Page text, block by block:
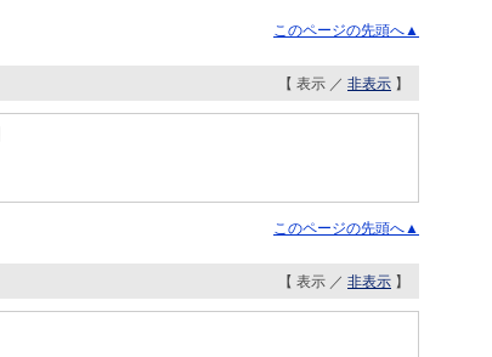
このページの先頭へ▲
【 表示 ／ 非表示 】
このページの先頭へ▲
【 表示 ／ 非表示 】